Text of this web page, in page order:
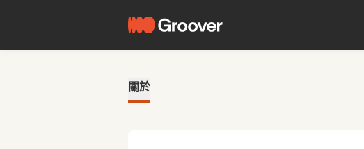
關於